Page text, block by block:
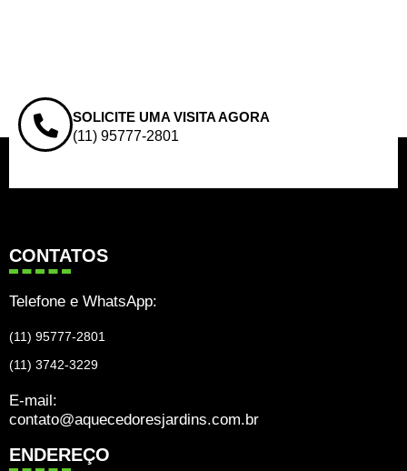
SOLICITE UMA VISITA AGORA
(11) 95777-2801
CONTATOS
Telefone e WhatsApp:
(11) 95777-2801
(11) 3742-3229
E-mail:
contato@aquecedoresjardins.com.br
ENDEREÇO